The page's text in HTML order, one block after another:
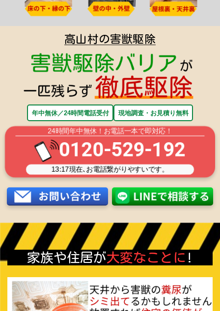
高山村の害獣駆除
年中無休／24時間電話受付 現地調査・お見積り無料
24時間年中無休！お電話一本で即対応！
0120-529-192
13:17現在､お電話繋がりやすいです。
家族や住居が大変なことに !